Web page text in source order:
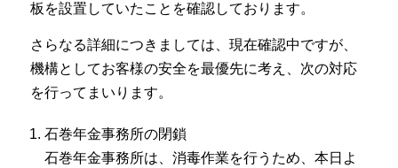
板を設置していたことを確認しております。
さらなる詳細につきましては、現在確認中ですが、
機構としてお客様の安全を最優先に考え、次の対応
を行ってまいります。
石巻年金事務所の閉鎖
石巻年金事務所は、消毒作業を行うため、本日よ